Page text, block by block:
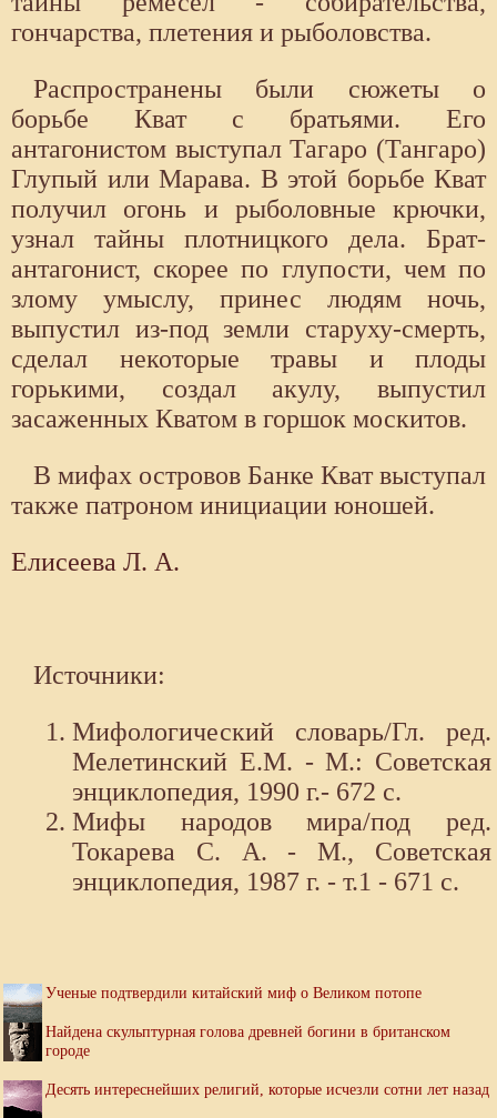
гончарства, плетения и рыболовства.
Распространены были сюжеты о
борьбе Кват с братьями. Его
антагонистом выступал Тагаро (Тангаро)
Глупый или Марава. В этой борьбе Кват
получил огонь и рыболовные крючки,
узнал тайны плотницкого дела. Брат-
антагонист, скорее по глупости, чем по
злому умыслу, принес людям ночь,
выпустил из-под земли старуху-смерть,
сделал некоторые травы и плоды
горькими, создал акулу, выпустил
засаженных Кватом в горшок москитов.
В мифах островов Банке Кват выступал
также патроном инициации юношей.
Елисеева Л. А.
Источники:
Мифологический словарь/Гл. ред.
Мелетинский Е.М. - М.: Советская
энциклопедия, 1990 г.- 672 с.
Мифы народов мира/под ред.
Токарева С. А. - М., Советская
энциклопедия, 1987 г. - т.1 - 671 с.
Ученые подтвердили китайский миф о Великом потопе
Найдена скульптурная голова древней богини в британском
городе
Десять интереснейших религий, которые исчезли сотни лет назад